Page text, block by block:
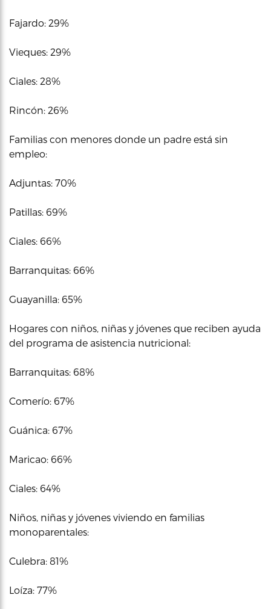
Fajardo: 29%
Vieques: 29%
Ciales: 28%
Rincón: 26%
Familias con menores donde un padre está sin
empleo:
Adjuntas: 70%
Patillas: 69%
Ciales: 66%
Barranquitas: 66%
Guayanilla: 65%
Hogares con niños, niñas y jóvenes que reciben ayuda
del programa de asistencia nutricional:
Barranquitas: 68%
Comerío: 67%
Guánica: 67%
Maricao: 66%
Ciales: 64%
Niños, niñas y jóvenes viviendo en familias
monoparentales:
Culebra: 81%
Loíza: 77%